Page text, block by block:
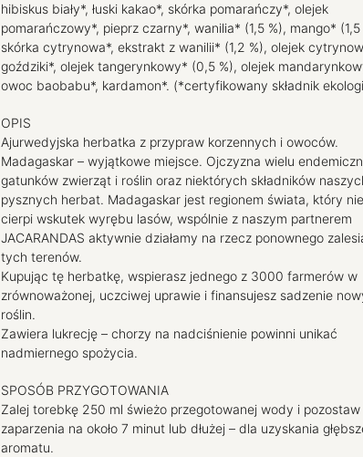
hibiskus biały*, łuski kakao*, skórka pomarańczy*, olejek
pomarańczowy*, pieprz czarny*, wanilia* (1,5 %), mango* (1,5
skórka cytrynowa*, ekstrakt z wanilii* (1,2 %), olejek
goździki*, olejek tangerynkowy* (0,5 %), olejek
owoc baobabu*, kardamon*. (*certyfikowany składnik
OPIS
Ajurwedyjska herbatka z przypraw korzennych i owoców.
Madagaskar – wyjątkowe miejsce. Ojczyzna wielu
gatunków zwierząt i roślin oraz niektórych składników
pysznych herbat. Madagaskar jest regionem świata, który
cierpi wskutek wyrębu lasów, wspólnie z naszym partnerem
JACARANDAS aktywnie działamy na rzecz ponownego
tych terenów.
Kupując tę herbatkę, wspierasz jednego z 3000 farmerów w
zrównoważonej, uczciwej uprawie i finansujesz sadzenie
roślin.
Zawiera lukrecję – chorzy na nadciśnienie powinni unikać
nadmiernego spożycia.
SPOSÓB PRZYGOTOWANIA
Zalej torebkę 250 ml świeżo przegotowanej wody i
zaparzenia na około 7 minut lub dłużej – dla uzyskania
aromatu.